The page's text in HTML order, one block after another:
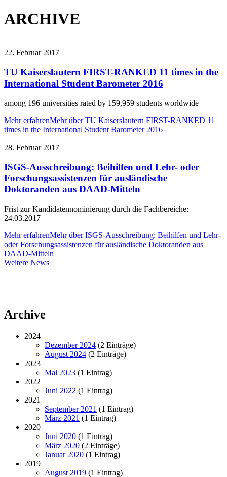
ARCHIVE
22. Februar 2017
TU Kaiserslautern FIRST-RANKED 11 times in the
International Student Barometer 2016
among 196 universities rated by 159,959 students worldwide
Mehr erfahrenMehr über TU Kaiserslautern FIRST-RANKED 11
times in the International Student Barometer 2016
28. Februar 2017
ISGS-Ausschreibung: Beihilfen und Lehr- oder
Forschungsassistenzen für ausländische
Doktoranden aus DAAD-Mitteln
Frist zur Kandidatennominierung durch die Fachbereiche:
24.03.2017
Mehr erfahrenMehr über ISGS-Ausschreibung: Beihilfen und Lehr-
oder Forschungsassistenzen für ausländische Doktoranden aus
DAAD-Mitteln
Weitere NewsWeitere
Archive
2024
Dezember 2024 (2 Einträge)
August 2024 (2 Einträge)
2023
Mai 2023 (1 Eintrag)
2022
Juni 2022 (1 Eintrag)
2021
September 2021 (1 Eintrag)
März 2021 (1 Eintrag)
2020
Juni 2020 (1 Eintrag)
März 2020 (2 Einträge)
Januar 2020 (1 Eintrag)
2019
August 2019 (1 Eintrag)